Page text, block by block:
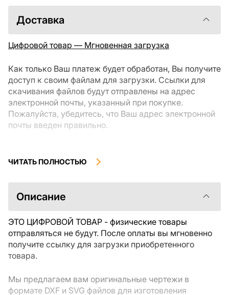
Доставка
Цифровой товар — Мгновенная загрузка
Как только Ваш платеж будет обработан, Вы получите
доступ к своим файлам для загрузки. Ссылки для
скачивания файлов будут отправлены на адрес
электронной почты, указанный при покупке.
Пожалуйста, убедитесь, что Ваш адрес электронной
почты введен правильно.
загрузки, не подлежат возврату или обмену после их
ознакомиться с описанием товара и задать все
интересующие Вас вопросы перед покупкой. Если у
свяжитесь с продавцом напрямую.
ЧИТАТЬ ПОЛНОСТЬЮ
Описание
ЭТО ЦИФРОВОЙ ТОВАР - физические товары
отправляться не будут. После оплаты вы мгновенно
получите ссылку для загрузки приобретенного
товара.
Мы предлагаем вам оригинальные чертежи в
формате DXF и SVG файлов для изготовления